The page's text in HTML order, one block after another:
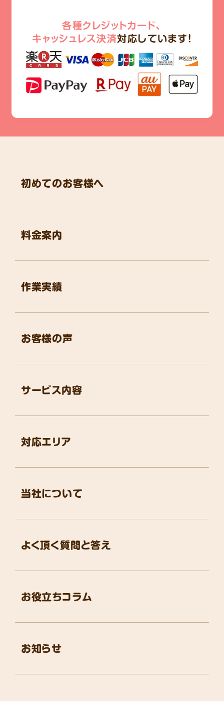
各種クレジットカード、
キャッシュレス決済対応しています!
初めてのお客様へ
料金案内
作業実績
お客様の声
お役立ちコラム
よく頂く質問と答え
お知らせ
サービス内容
対応エリア
当社について